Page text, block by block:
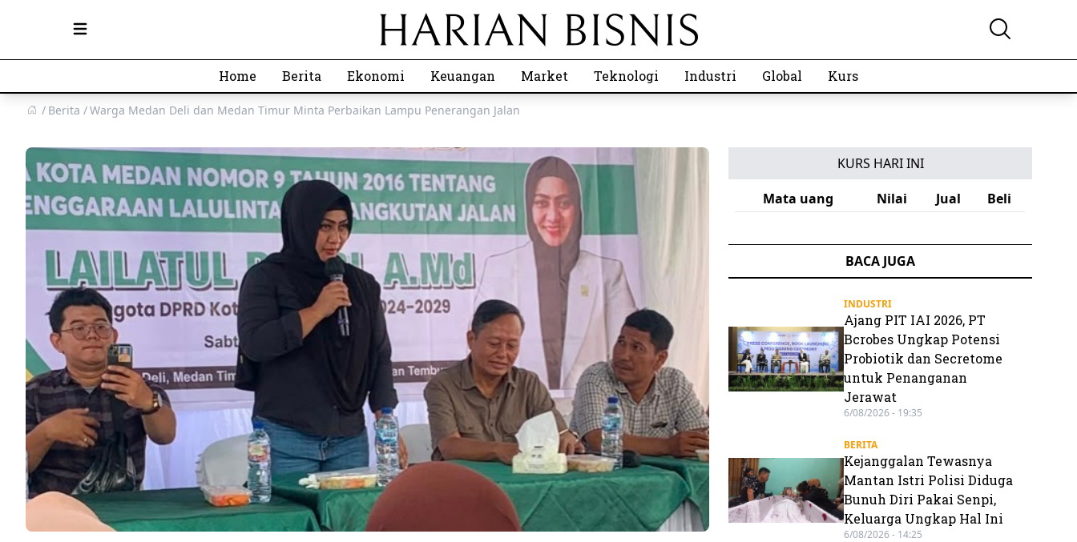
Open main menu
Home Berita Ekonomi Keuangan Market Teknologi Industri Global Kurs
Berita Warga Medan Deli dan Medan Timur Minta Perbaikan Lampu Penerangan Jalan
KURS HARI INI
Mata uang
Nilai Jual Beli
BACA JUGA
INDUSTRI
Ajang PIT IAI 2026, PT
Bcrobes Ungkap Potensi
Probiotik dan Secretome
untuk Penanganan
Jerawat
6/08/2026 - 19:35
BERITA
Kejanggalan Tewasnya
Mantan Istri Polisi Diduga
Bunuh Diri Pakai Senpi,
Keluarga Ungkap Hal Ini
6/08/2026 - 14:25